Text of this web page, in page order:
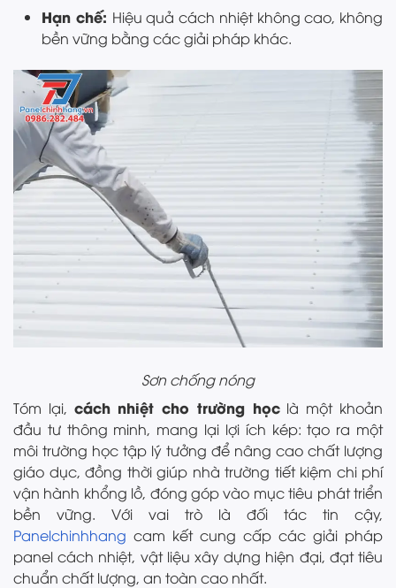
Hạn chế: Hiệu quả cách nhiệt không cao, không
bền vững bằng các giải pháp khác.
Sơn chống nóng
Tóm lại, cách nhiệt cho trường họclà một khoản
đầu tư thông minh, mang lại lợi ích kép: tạo ra một
môi trường học tập lý tưởng để nâng cao chất lượng
giáo dục, đồng thời giúp nhà trường tiết kiệm chi phí
vận hành khổng lồ, đóng góp vào mục tiêu phát triển
bền vững. Với vai trò là đối tác tin cậy,
Panelchinhhang cam kết cung cấp các giải pháp
panel cách nhiệt, vật liệu xây dựng hiện đại, đạt tiêu
chuẩn chất lượng, an toàn cao nhất.